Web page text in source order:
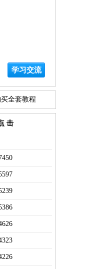
学习交流
买全套教程
击